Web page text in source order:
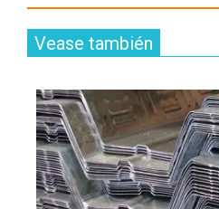
Vease también